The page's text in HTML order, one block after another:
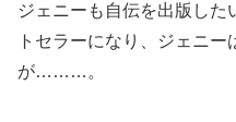
ジェニーも自伝を出版した
トセラーになり、ジェニ
が………。